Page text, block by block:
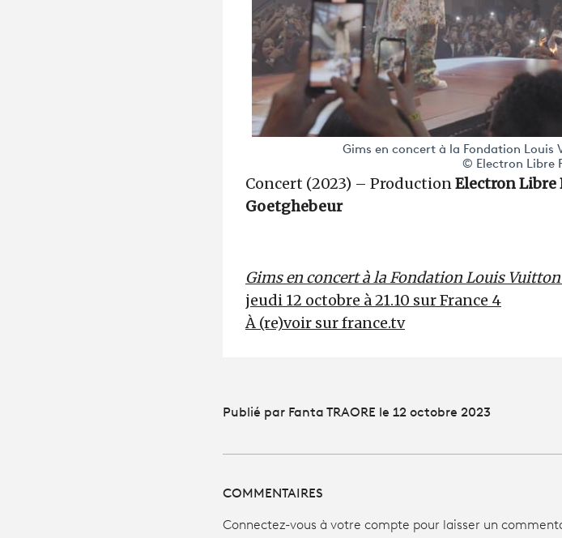
Gims en concert à la Fondation Louis
© Electron Libre
Concert (2023) – ProductionElectron
Goetghebeur
Gims en concert à la Fondation Louis
jeudi 12 octobre à 21.10 sur France 4
À (re)voir sur france.tv
Publié par Fanta TRAORE le 12 octobre 2023
COMMENTAIRES
Connectez-vous à votre compte pour laisser un